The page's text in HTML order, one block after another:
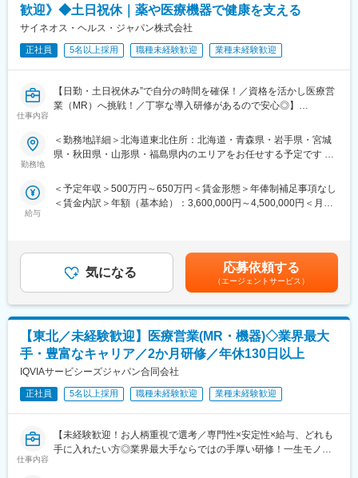
【サポート体制】
配属後は担当マネージャーが丁寧に支援します。日々の仕事の悩
す。また知識・スキルレベルを上げるために様々な研修をご用意
変更の範囲：会社の定める業務
《丁寧な研修・支援体制で成長を応援！》
入社後は2カ月間の研修制度がありますので、未経験の方も安心し
てご応募ください！同期社員と一緒に集中的に研修を行い、その
また、配属後も一人ひとりの知識とスキルレベルを上げるために
様々な研修をご用意しています。
《あなたの想いを実現する豊富なキャリアプランとサポート体
制！》
社部門（マネージャー、研修部門など）へのキャリアチェンジ」
など幅広いキャリアプランがあります。また、弊社のマネージャ
将来のキャリアに関してサポートをしていきます。
《職種に関して》
■MRとは主に医師や薬剤師等へ、担当製品の情報提供を行いま
す。担当施設の患者様に応じた情報提供や、担当製品の処方後の
情報収集を行います。
変更の範囲：会社の定める業務
歓迎》◆土日祝休｜薬や医療機器で健康を支える
サイネオス・ヘルス・ジャパン株式会社
正社員 5名以上採用 職種未経験歓迎 業種未経験歓迎
仕事内容
【日勤・土日祝休み”で自分の時間を確保！／資格を活かし医療営
業（MR）へ挑戦！／丁寧な導入研修があるので安心◎】
《資格と想いがあれば活躍できる！》
「誰かのためになる仕事がしたい」「社会貢献につながる仕事を
ます。
これまでの経験を活かして新たなフィールドで活躍したい方を歓
■夜勤なし！日勤・土日祝休みで働き方改善・ワークライフバラン
スの両立が叶う！
■明確な評価制度あり！自身の成果や頑張りが客観的に評価され、
年収に反映されます。また、在籍年数が増えると永年勤続報奨金
や四半期一時金などの手当もアップします。つまり、やりがいや
努力がきちんと報われる報酬制度になっています。
《丁寧な研修・支援体制で成長を応援！》
入社後は2カ月間の研修制度がありますので、未経験の方も安心し
てご応募ください！同期社員と一緒に集中的に研修を行い、その
また、配属後も一人ひとりの知識とスキルレベルを上げるために
様々な研修をご用意しています。
勤務地
＜勤務地詳細＞北海道東北住所：北海道・青森県・岩手県・宮城
県・秋田県・山形県・福島県内のエリアをお任せする予定です 受
給与
＜予定年収＞500万円～650万円＜賃金形態＞年俸制補足事項なし
＜賃金内訳＞年額（基本給）：3,600,000円～4,500,000円＜月額
動・四半期一時金：10万円（四半期に1回、10万円程度支給）※た
だし支給条件有。他、永続勤務報奨金（3年勤務5万円支給、5年
勤務10万円…）ございます。賃金はあくまでも目安の金額であ
り、選考を通じて上下する可能性があります。月給(月額)は固定手
当を含めた表記です。
気になる 応募依頼する
（エージェントサービス）
【東北／未経験歓迎】医療営業(MR・機器)◇業界最大
手・豊富なキャリア／2か月研修／年休130日以上
IQVIAサービシーズジャパン合同会社
正社員 5名以上採用 職種未経験歓迎 業種未経験歓迎
仕事内容
【未経験歓迎！お人柄重視で選考／専門性×安定性×給与、どれも
手に入れたい方◎業界最大手ならではの手厚い研修！一生モノの